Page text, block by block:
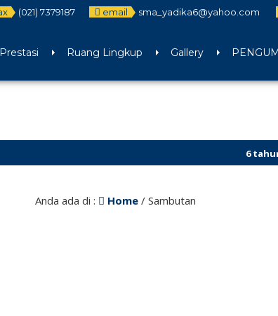
(021) 7379187 email sma_yadika6@yahoo.com
Prestasi Ruang Lingkup Gallery
6 tahun
Anda ada di : Home/ Sambutan